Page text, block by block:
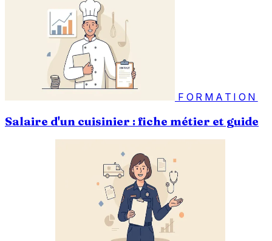
FORMATION
Salaire d'un cuisinier : fiche métier et guide